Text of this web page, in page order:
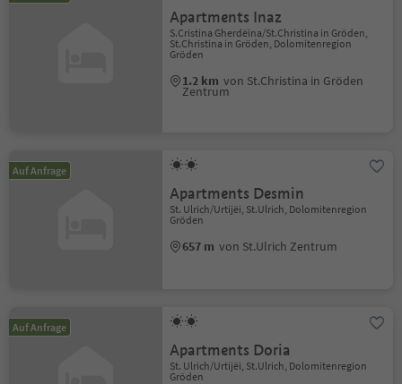
Apartments Inaz
S.Cristina Gherdëina/St.Christina in Gröden,
St.Christina in Gröden, Dolomitenregion
Gröden
1.2 km von St.Christina in Gröden
Zentrum
Auf Anfrage
Apartments Desmin
St. Ulrich/Urtijëi, St.Ulrich, Dolomitenregion
Gröden
657 m von St.Ulrich Zentrum
Auf Anfrage
Apartments Doria
St. Ulrich/Urtijëi, St.Ulrich, Dolomitenregion
Gröden